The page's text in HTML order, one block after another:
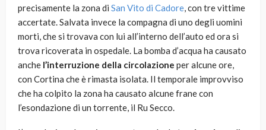
precisamente la zona di San Vito di Cadore, con tre vittime
accertate. Salvata invece la compagna di uno degli uomini
morti, che si trovava con lui all’interno dell’auto ed ora si
trova ricoverata in ospedale. La bomba d’acqua ha causato
anche l’interruzione della circolazione per alcune ore,
con Cortina che è rimasta isolata. Il temporale improvviso
che ha colpito la zona ha causato alcune frane con
l’esondazione di un torrente, il Ru Secco.